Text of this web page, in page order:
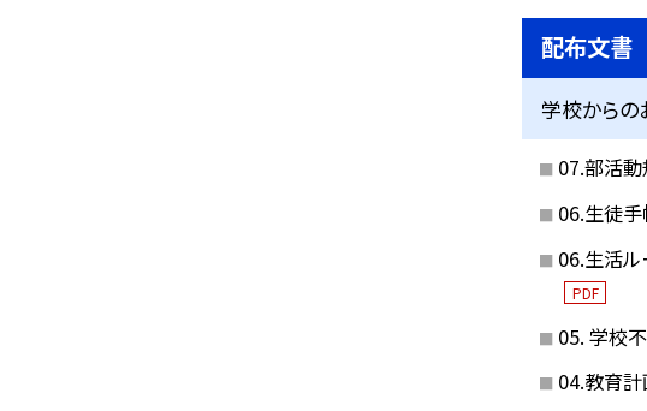
配布文書
学校からの
07.部活
06.生徒手
06.生活ル
PDF
05. 学校
04.教育計